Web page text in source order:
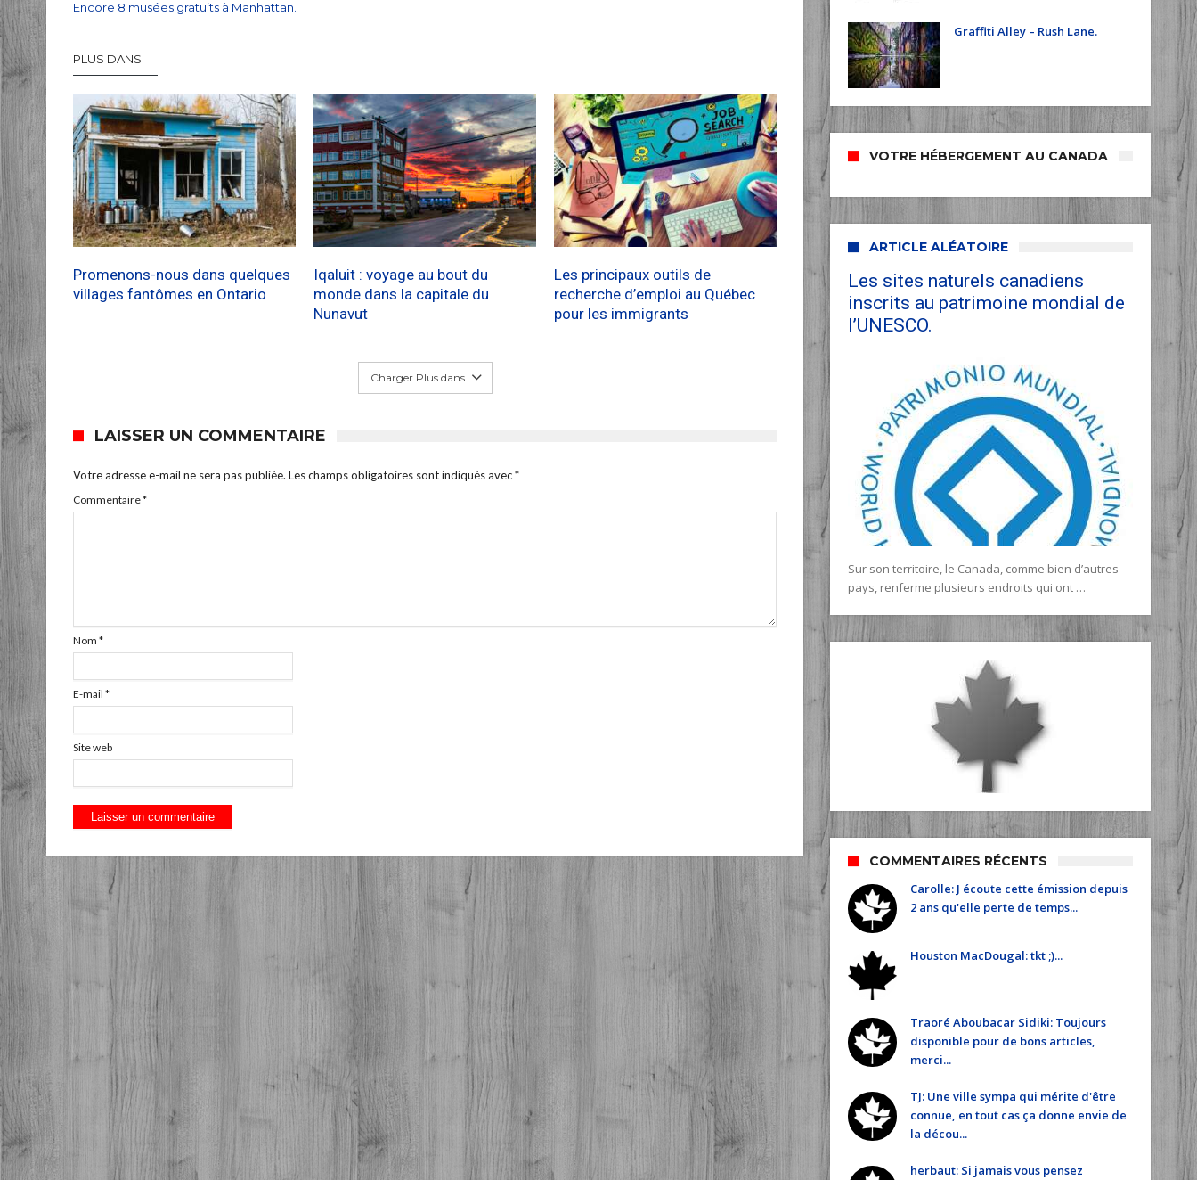
Encore 8 musées gratuits à Manhattan.
PLUS DANS
Promenons-nous dans quelques
villages fantômes en Ontario
Iqaluit : voyage au bout du
monde dans la capitale du
Nunavut
Les principaux outils de
recherche d’emploi au Québec
pour les immigrants
Charger Plus dans
LAISSER UN COMMENTAIRE
Votre adresse e-mail ne sera pas publiée. Les champs obligatoires sont indiqués avec*
Commentaire*
Nom *
E-mail *
Site web
Graffiti Alley – Rush Lane.
VOTRE HÉBERGEMENT AU CANADA
ARTICLE ALÉATOIRE
Les sites naturels canadiens
inscrits au patrimoine mondial de
l’UNESCO.
Sur son territoire, le Canada, comme bien d’autres
pays, renferme plusieurs endroits qui ont …
COMMENTAIRES RÉCENTS
Carolle: J écoute cette émission depuis
2 ans qu'elle perte de temps...
Houston MacDougal: tkt ;)...
Traoré Aboubacar Sidiki: Toujours
disponible pour de bons articles,
merci...
TJ: Une ville sympa qui mérite d'être
connue, en tout cas ça donne envie de
la décou...
herbaut: Si jamais vous pensez